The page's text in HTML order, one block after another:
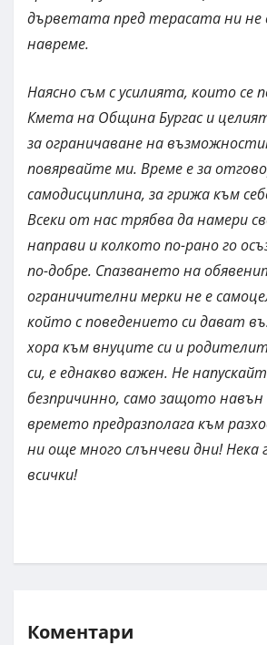
дърветата пред терасата ни не
навреме.
Наясно съм с усилията, които се
Кмета на Община Бургас и
за ограничаване на
повярвайте ми. Време е за
самодисциплина, за грижа към
Всеки от нас трябва да намери
направи и колкото по-рано го
по-добре. Спазването на
ограничителни мерки не е
който с поведението си дават
хора към внуците си и
си, е еднакво важен. Не
безпричинно, само защото навън
времето предразполага към
ни още много слънчеви дни! Нека
всички!
Коментари